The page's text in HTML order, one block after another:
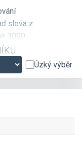
slova z
3000
podle
zvuk,
Úzký výběr